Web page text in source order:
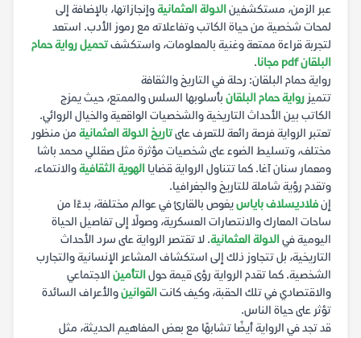
عبر الزمن، مستكشفينالدولة العثمانيةوإنجازاتها، بالإضافة إلى
لمحات شخصية من حياة الكاتب وتفاعلاته مع رموز الأدب. استعد
لتجربة قراءة ممتعة وغنية بالمعلومات، واستكشفتحميل رواية حمام
البلقان pdf مجانا
.
رواية حمام البلقان: رحلة في التاريخ والثقافة
تتميز رواية حمام البلقان بأسلوبها السلس والممتع، حيث يمزج
الكاتب بين الأحداث التاريخية والشخصيات الواقعية والخيال الروائي.
تعتبر الرواية فرصة رائعة للتعرف علىتاريخ الدولة العثمانية من منظور
مختلف، وتسليط الضوء على شخصيات مؤثرة مثل صقللي محمد باشا
ومعمار سنان آغا. كما تتناول الرواية قضايا الهوية الثقافيةوالانتماء،
وتقدم رؤية شاملة للتاريخ والجغرافيا.
إنفلاديسلاف باياسيغوص بالقارئ في عوالم مختلفة، بدءًا من
ساحات المعارك والانتصارات العسكرية، وصولًا إلى تفاصيل الحياة
اليومية فيالدولة العثمانية. لا تقتصر الرواية على سرد الأحداث
التاريخية، بل تتجاوز ذلك إلى استكشاف المشاعر الإنسانية والتجارب
الشخصية. كما تقدم الرواية رؤى قيمة حولالتأمين الاجتماعي
والاقتصادي في تلك الحقبة، وكيف كانتالقوانينوالأعراف السائدة
تؤثر على حياة الناس.
قد تجد في الرواية أيضًا تشابهًا مع بعض المفاهيم الحديثة، مثل